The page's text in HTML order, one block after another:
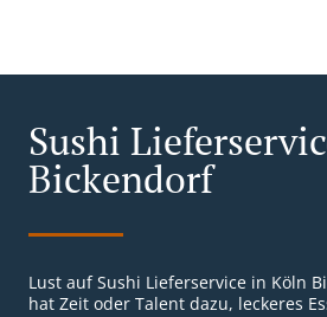
Sushi
Bickendorf
Lust auf Sushi Lieferservice in Köln
hat Zeit oder Talent dazu, leckeres